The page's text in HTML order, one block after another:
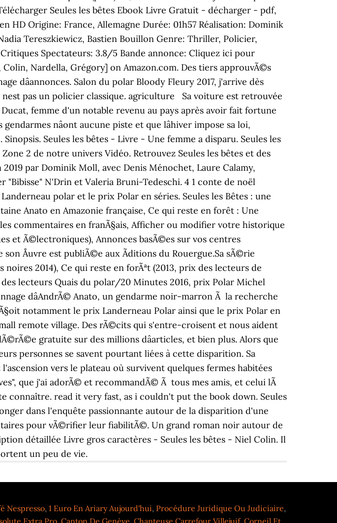
Nespresso, 1 Euro En Ariary Aujourd'hui, Procédure Juridique Ou Judiciaire,
Extra Pro Canton De Genève Chanteuse Carrefour Villejuif, Corneil Et